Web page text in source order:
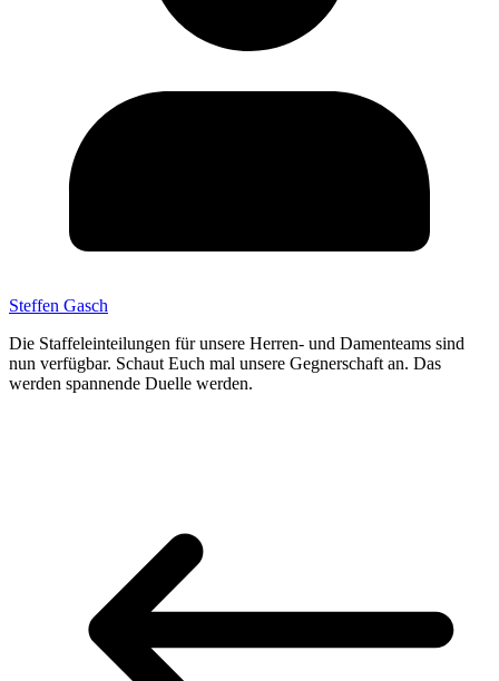
Steffen Gasch
Die Staffeleinteilungen für unsere Herren- und Damenteams sind
nun verfügbar. Schaut Euch mal unsere Gegnerschaft an. Das
werden spannende Duelle werden.